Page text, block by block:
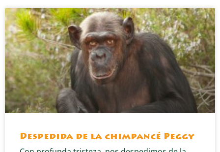
Despedida de la chimpancé Peggy